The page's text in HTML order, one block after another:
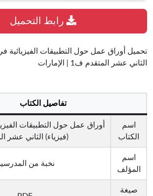
تحميل أوراق عمل حول التطبيقات الفيزيائية
الثاني عشر المتقدم ف1 | الإمارات
تفاصيل الكتاب
اسم
الكتاب
أوراق عمل حول التطبيقات
(فيزياء) الثاني عشر
اسم
المؤلف
نخبة من
صيغة